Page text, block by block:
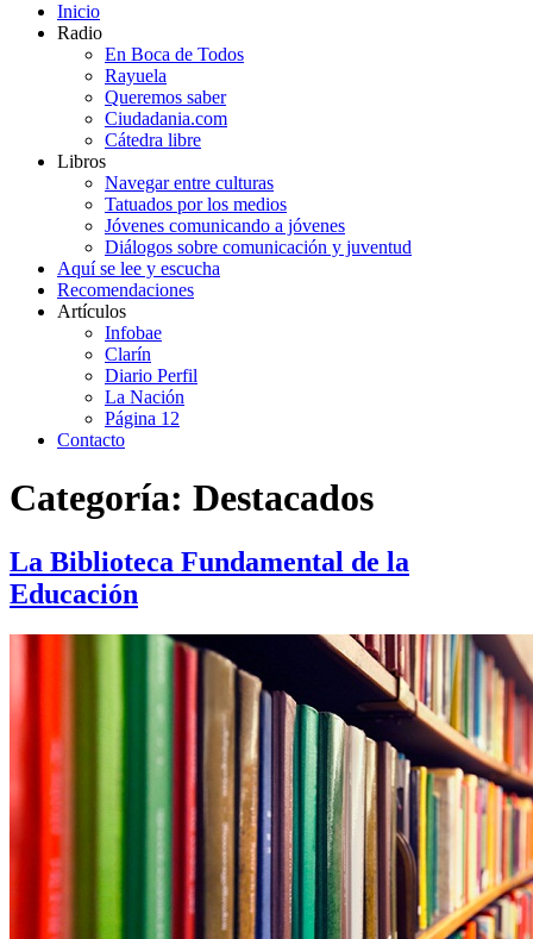
Inicio
Radio
En Boca de Todos
Rayuela
Queremos saber
Ciudadania.com
Cátedra libre
Libros
Navegar entre culturas
Tatuados por los medios
Jóvenes comunicando a jóvenes
Diálogos sobre comunicación y juventud
Aquí se lee y escucha
Recomendaciones
Artículos
Infobae
Clarín
Diario Perfil
La Nación
Página 12
Contacto
Categoría: Destacados
La Biblioteca Fundamental de la
Educación